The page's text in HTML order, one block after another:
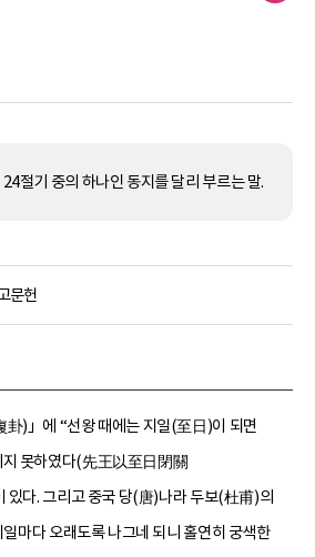
절기 중의 하나인 동지를 달리 부르는 말.
문헌
卦)」에 “선왕 때에는 지일(至日)이 되면
지 못하였다(先王以至日閉關
있다. 그리고 중국 당(唐)나라 두보(杜甫)의
마다 오래도록 나그네 되니 홀연히 궁색한